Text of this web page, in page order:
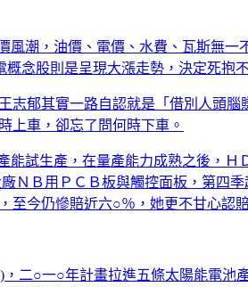
潮，油價、電價、水費、瓦斯無
念股則是呈現大漲走勢，決定死抱
郁其實一路自認就是「借別人頭
上車，卻忘了問何時下車。
試生產，在量產能力成熟之後，
ＮＢ用ＰＣＢ板與觸控面板，第四
至今仍慘賠近六○％，她更不甘心認
二○一○年計畫拉進五條太陽能電池